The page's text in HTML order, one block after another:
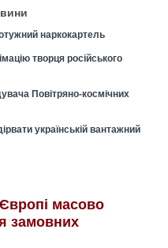
наркокартель
творця російського
Повітряно-космічних
українській вантажний
масово
замовних